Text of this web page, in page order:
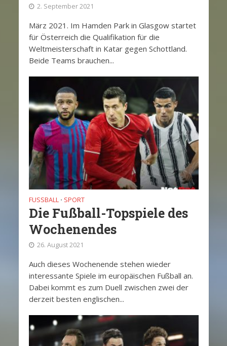
2. September 2021
März 2021. Im Hamden Park in Glasgow startet
für Österreich die Qualifikation für die
Weltmeisterschaft in Katar gegen Schottland.
Beide Teams brauchen...
FUSSBALL • SPORT
Die Fußball-Topspiele des
Wochenendes
26. August 2021
Auch dieses Wochenende stehen wieder
interessante Spiele im europäischen Fußball an.
Dabei kommt es zum Duell zwischen zwei der
derzeit besten englischen...